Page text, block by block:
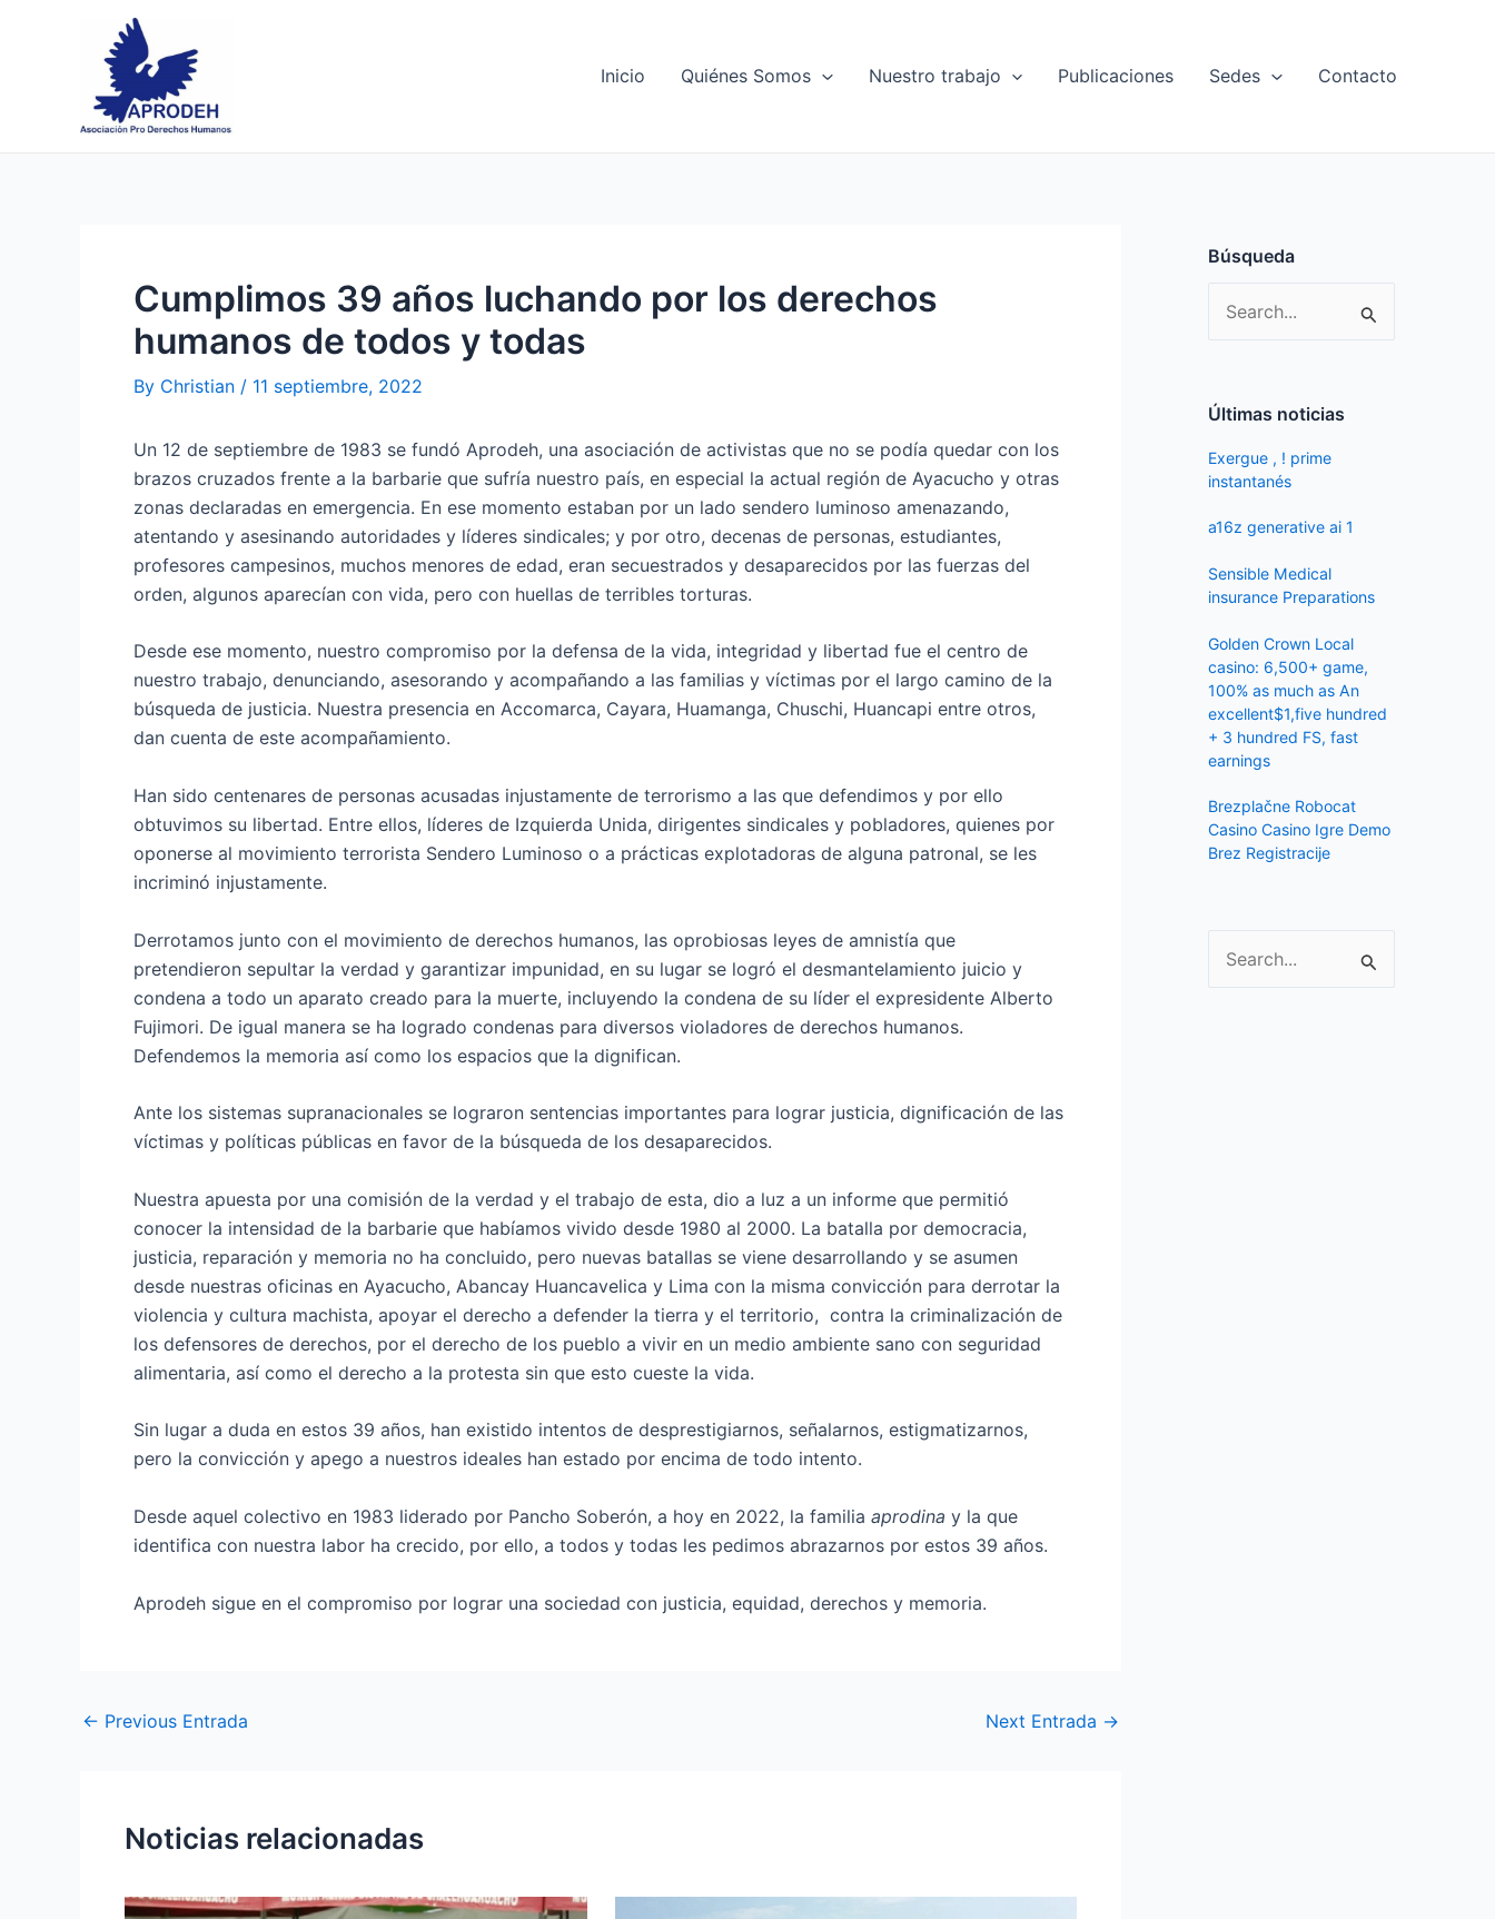
Inicio Quiénes Somos Nuestro trabajo Publicaciones Sedes Contacto
Cumplimos 39 años luchando por los derechos
humanos de todos y todas
By Christian / 11 septiembre, 2022
Un 12 de septiembre de 1983 se fundó Aprodeh, una asociación de activistas que no se podía quedar con los
brazos cruzados frente a la barbarie que sufría nuestro país, en especial la actual región de Ayacucho y otras
zonas declaradas en emergencia. En ese momento estaban por un lado sendero luminoso amenazando,
atentando y asesinando autoridades y líderes sindicales; y por otro, decenas de personas, estudiantes,
profesores campesinos, muchos menores de edad, eran secuestrados y desaparecidos por las fuerzas del
orden, algunos aparecían con vida, pero con huellas de terribles torturas.
Desde ese momento, nuestro compromiso por la defensa de la vida, integridad y libertad fue el centro de
nuestro trabajo, denunciando, asesorando y acompañando a las familias y víctimas por el largo camino de la
búsqueda de justicia. Nuestra presencia en Accomarca, Cayara, Huamanga, Chuschi, Huancapi entre otros,
dan cuenta de este acompañamiento.
Han sido centenares de personas acusadas injustamente de terrorismo a las que defendimos y por ello
obtuvimos su libertad. Entre ellos, líderes de Izquierda Unida, dirigentes sindicales y pobladores, quienes por
oponerse al movimiento terrorista Sendero Luminoso o a prácticas explotadoras de alguna patronal, se les
incriminó injustamente.
Derrotamos junto con el movimiento de derechos humanos, las oprobiosas leyes de amnistía que
pretendieron sepultar la verdad y garantizar impunidad, en su lugar se logró el desmantelamiento juicio y
condena a todo un aparato creado para la muerte, incluyendo la condena de su líder el expresidente Alberto
Fujimori. De igual manera se ha logrado condenas para diversos violadores de derechos humanos.
Defendemos la memoria así como los espacios que la dignifican.
Ante los sistemas supranacionales se lograron sentencias importantes para lograr justicia, dignificación de las
víctimas y políticas públicas en favor de la búsqueda de los desaparecidos.
Nuestra apuesta por una comisión de la verdad y el trabajo de esta, dio a luz a un informe que permitió
conocer la intensidad de la barbarie que habíamos vivido desde 1980 al 2000. La batalla por democracia,
justicia, reparación y memoria no ha concluido, pero nuevas batallas se viene desarrollando y se asumen
desde nuestras oficinas en Ayacucho, Abancay Huancavelica y Lima con la misma convicción para derrotar la
violencia y cultura machista, apoyar el derecho a defender la tierra y el territorio, contra la criminalización de
los defensores de derechos, por el derecho de los pueblo a vivir en un medio ambiente sano con seguridad
alimentaria, así como el derecho a la protesta sin que esto cueste la vida.
Sin lugar a duda en estos 39 años, han existido intentos de desprestigiarnos, señalarnos, estigmatizarnos,
pero la convicción y apego a nuestros ideales han estado por encima de todo intento.
Desde aquel colectivo en 1983 liderado por Pancho Soberón, a hoy en 2022, la familia aprodina y la que
identifica con nuestra labor ha crecido, por ello, a todos y todas les pedimos abrazarnos por estos 39 años.
Aprodeh sigue en el compromiso por lograr una sociedad con justicia, equidad, derechos y memoria.
navigation
← Previous Entrada Next Entrada →
Noticias relacionadas
Búsqueda
r
h
o
r
:
Últimas noticias
Exergue , ! prime
instantanés
a16z generative ai 1
Sensible Medical
insurance Preparations
Golden Crown Local
casino: 6,500+ game,
100% as much as An
excellent$1,five hundred
+ 3 hundred FS, fast
earnings
Brezplačne Robocat
Casino Casino Igre Demo
Brez Registracije